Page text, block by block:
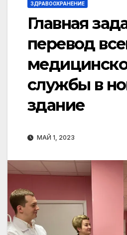
ЗДРАВООХРАНЕНИЕ
Главная
перевод
службы в
здание
МАЙ 1, 2023